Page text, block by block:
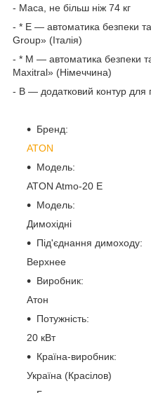
- Маса, не більш ніж 74 кг
- * Е — автоматика безпеки
Group» (Італія)
- * М — автоматика безпеки
Maxitral» (Німеччина)
- В — додатковий контур для
Бренд:
ATON
Модель:
ATON Atmo-20 E
Модель:
Димохідні
Під'єднання димоходу:
Верхнее
Виробник:
Атон
Потужність:
20 кВт
Країна-виробник:
Україна (Красілов)